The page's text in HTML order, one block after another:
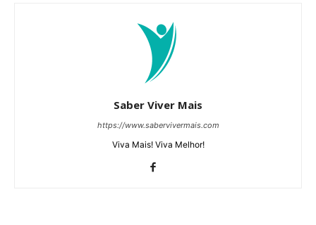
Saber Viver Mais
https://www.sabervivermais.com
Viva Mais! Viva Melhor!